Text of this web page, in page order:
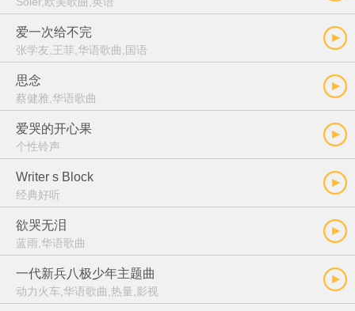
爱一次给不完
张学友,王菲,华语歌曲,国语
思念
蔡健雅,华语歌曲
爱哭的开心果
个性铃声
Writer s Block
经典好听
欲哭无泪
蓝雨,华语歌曲
一代新兵八极少年主题曲
动力火车,华语歌曲,热量,影视